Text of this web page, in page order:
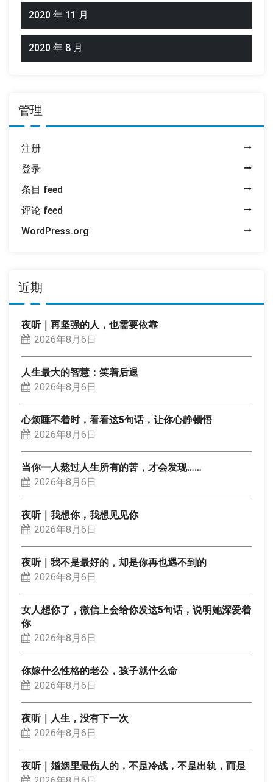
2020 年 11 月
2020 年 8 月
管理
注册
登录
条目 feed
评论 feed
WordPress.org
近期
夜听｜再坚强的人，也需要依靠
2026年8月6日
人生最大的智慧：笑着后退
2026年8月6日
心烦睡不着时，看看这5句话，让你心静顿悟
2026年8月6日
当你一人熬过人生所有的苦，才会发现……
2026年8月6日
夜听｜我想你，我想见见你
2026年8月6日
夜听｜我不是最好的，却是你再也遇不到的
2026年8月6日
女人想你了，微信上会给你发这5句话，说明她深爱着
你
2026年8月6日
你嫁什么性格的老公，孩子就什么命
2026年8月6日
夜听｜人生，没有下一次
2026年8月6日
夜听｜婚姻里最伤人的，不是冷战，不是出轨，而是